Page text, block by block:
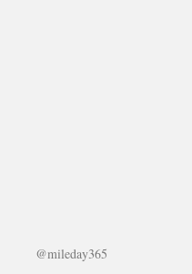
@mileday365